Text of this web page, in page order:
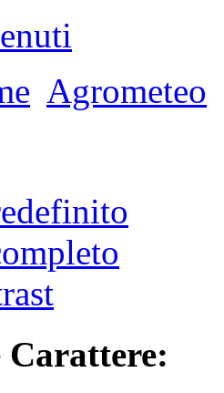
Agrometeo
Carattere: